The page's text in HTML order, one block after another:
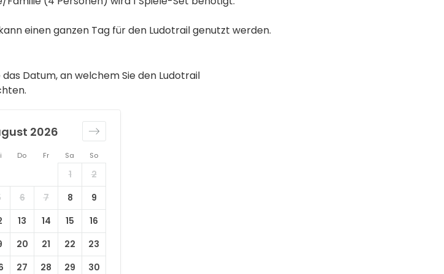
einen ganzen Tag für den Ludotrail genutzt werden.
Datum, an welchem Sie den Ludotrail
Do Fr Sa So
2026
1
2
6 7 8
9
13 14 15
16
20 21 22
23
27 28 29
30